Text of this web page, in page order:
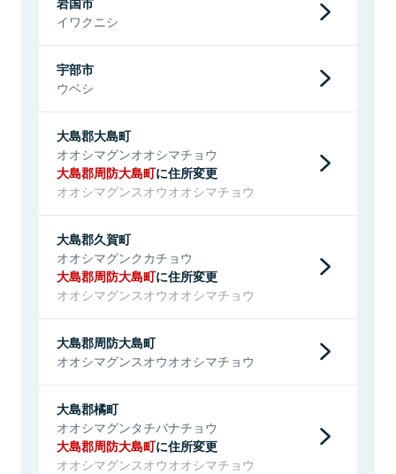
イワクニシ
宇部市
ウベシ
大島郡大島町
オオシマグンオオシマチョウ
大島郡周防大島町に住所変更
オオシマグンスオウオオシマチョウ
大島郡久賀町
オオシマグンクカチョウ
大島郡周防大島町に住所変更
オオシマグンスオウオオシマチョウ
大島郡周防大島町
オオシマグンスオウオオシマチョウ
大島郡橘町
オオシマグンタチバナチョウ
大島郡周防大島町に住所変更
オオシマグンスオウオオシマチョウ